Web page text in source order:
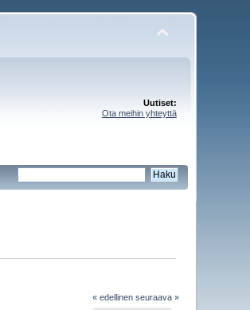
Uutiset:
Ota meihin yhteyttä
« edellinen seuraava »